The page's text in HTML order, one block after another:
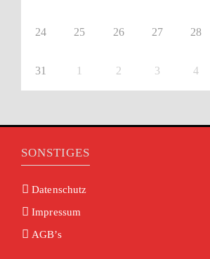
24 25 26 27 28
31 1 2 3 4
SONSTIGES
Datenschutz
Impressum
AGB’s